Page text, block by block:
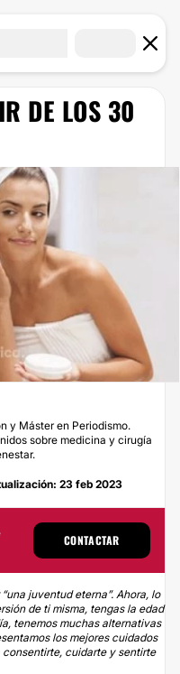
DE LOS 30
y Máster en Periodismo.
sobre medicina y cirugía
23 feb 2023
CONTACTAR
juventud eterna”. Ahora, lo
de ti misma, tengas la edad
tenemos muchas alternativas
los mejores cuidados
cuidarte y sentirte